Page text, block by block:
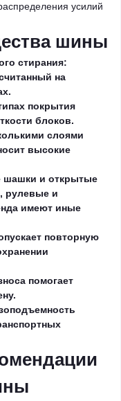
усилий
шины
стирания:
на
покрытия
блоков.
слоями
высокие
шашки и открытые
рулевые и
имеют иные
повторную
помогает